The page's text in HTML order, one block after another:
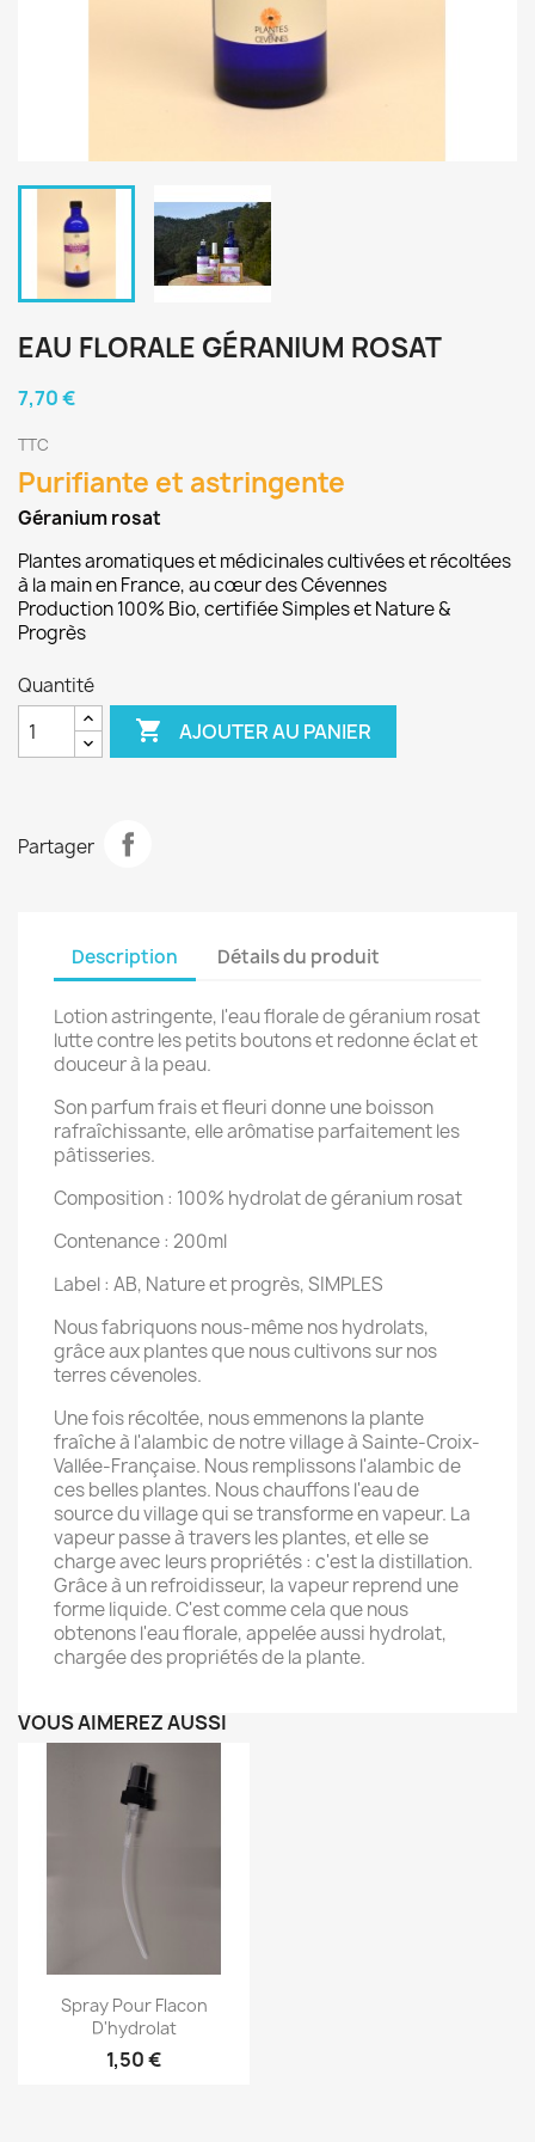
EAU FLORALE GÉRANIUM ROSAT
7,70 €
TTC
Purifiante et astringente
Géranium rosat
Plantes aromatiques et médicinalescultivées et récoltées
à la main en France, au cœur des Cévennes
Production 100% Bio, certifiéeSimpleset Nature &
Progrès
Quantité
 AJOUTER AU PANIER
Partager
Description Détails du produit
Lotion astringente, l'eau florale de géranium rosat
lutte contre les petits boutons et redonne éclat et
douceur à la peau.
Son parfum frais et fleuri donne une boisson
rafraîchissante, elle arômatise parfaitement les
pâtisseries.
Composition : 100% hydrolat de géranium rosat
Contenance : 200ml
Label : AB, Nature et progrès, SIMPLES
Nous fabriquons nous-même nos hydrolats,
grâce aux plantes que nous cultivons sur nos
terres cévenoles.
Une fois récoltée, nous emmenons la plante
fraîche à l'alambic de notre village à Sainte-Croix-
Vallée-Française. Nous remplissons l'alambic de
ces belles plantes. Nous chauffons l'eau de
source du village qui se transforme en vapeur. La
vapeur passe à travers les plantes, et elle se
charge avec leurs propriétés : c'est la distillation.
Grâce à un refroidisseur, la vapeur reprend une
forme liquide. C'est comme cela que nous
obtenons l'eau florale, appelée aussi hydrolat,
chargée des propriétés de la plante.
VOUS AIMEREZ AUSSI
Aperçu rapide
Spray Pour Flacon
D'hydrolat
1,50 €